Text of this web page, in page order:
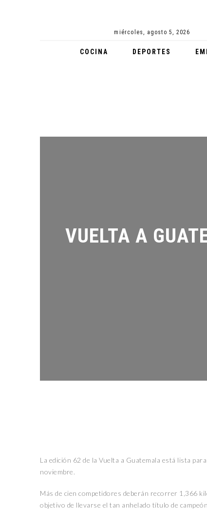
miércoles, agosto 5, 2026
EMPRESARIAL
COCINA DEPORTES
VUELTA A
La edición 62 de la Vuelta a Guatemala está lista
noviembre.
Más de cien competidores deberán recorrer 1,366
objetivo de llevarse el tan anhelado título de